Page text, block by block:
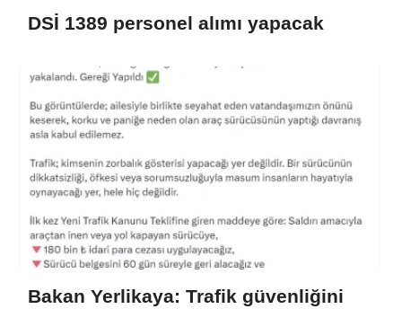
DSİ 1389 personel alımı yapacak
Bakan Yerlikaya: Trafik güvenliğini